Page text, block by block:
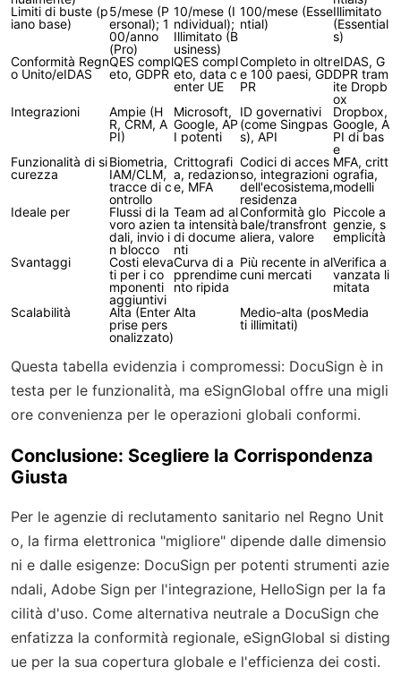
Limiti di buste (p
iano base)
5/mese (P
ersonal); 1
00/anno
(Pro)
10/mese (I
ndividual);
Illimitato (B
usiness)
100/mese (Esse
ntial)
Illimitato
(Essential
s)
Conformità Regn
o Unito/eIDAS
QES compl
eto, GDPR
QES compl
eto, data c
enter UE
Completo in oltr
e 100 paesi, GD
PR
eIDAS, G
DPR tram
ite Dropb
ox
Integrazioni
Ampie (H
R, CRM, A
PI)
Microsoft,
Google, AP
I potenti
ID governativi
(come Singpas
s), API
Dropbox,
Google, A
PI di bas
e
Funzionalità di si
curezza
Biometria,
IAM/CLM,
tracce di c
ontrollo
Crittografi
a, redazion
e, MFA
Codici di acces
so, integrazioni
dell'ecosistema,
residenza
MFA, critt
ografia,
modelli
Ideale per
Flussi di la
voro azien
dali, invio i
n blocco
Team ad al
ta intensità
di docume
nti
Conformità glo
bale/transfront
aliera, valore
Piccole a
genzie, s
emplicità
Svantaggi
Costi eleva
ti per i co
mponenti
aggiuntivi
Curva di a
pprendime
nto ripida
Più recente in al
cuni mercati
Verifica a
vanzata li
mitata
Scalabilità
Alta (Enter
prise pers
onalizzato)
Alta
Medio-alta (pos
ti illimitati)
Media
Questa tabella evidenzia i compromessi: DocuSign è in
testa per le funzionalità, ma eSignGlobal offre una migli
ore convenienza per le operazioni globali conformi.
Conclusione: Scegliere la Corrispondenza
Giusta
Per le agenzie di reclutamento sanitario nel Regno Unit
o, la firma elettronica "migliore" dipende dalle dimensio
ni e dalle esigenze: DocuSign per potenti strumenti azie
ndali, Adobe Sign per l'integrazione, HelloSign per la fa
cilità d'uso. Come alternativa neutrale a DocuSign che
enfatizza la conformità regionale, eSignGlobal si disting
ue per la sua copertura globale e l'efficienza dei costi.